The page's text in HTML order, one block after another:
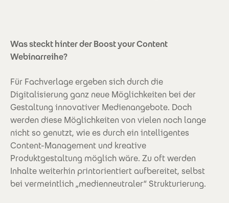
Was steckt hinter der Boost your Content
Webinarreihe?
Für Fachverlage ergeben sich durch die
Digitalisierung ganz neue Möglichkeiten bei der
Gestaltung innovativer Medienangebote. Doch
werden diese Möglichkeiten von vielen noch lange
nicht so genutzt, wie es durch ein intelligentes
Content-Management und kreative
Produktgestaltung möglich wäre. Zu oft werden
Inhalte weiterhin printorientiert aufbereitet, selbst
bei vermeintlich „medienneutraler“ Strukturierung.